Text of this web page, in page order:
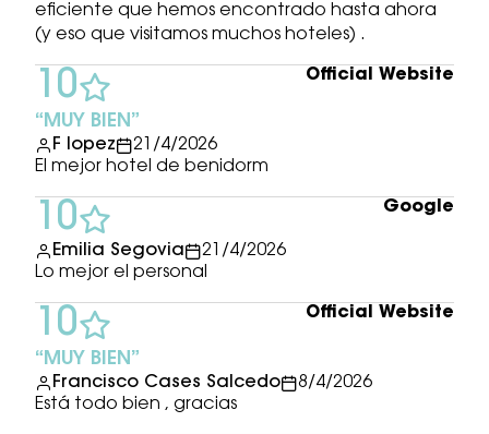
eficiente que hemos encontrado hasta ahora
(y eso que visitamos muchos hoteles) .
MUY BIEN
F lopez
21/4/2026
El mejor hotel de benidorm
10 Official Website
Emilia Segovia
21/4/2026
Lo mejor el personal
10 Google
MUY BIEN
Francisco Cases Salcedo
8/4/2026
Está todo bien , gracias
10 Official Website